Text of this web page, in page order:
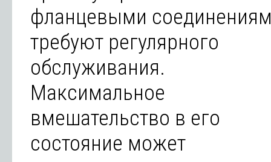
фланцевыми
требуют регулярного
обслуживания.
Максимальное
вмешательство в его
состояние может